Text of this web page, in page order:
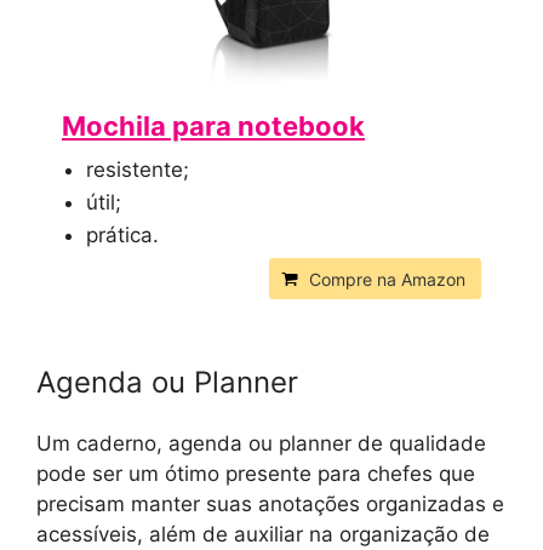
Mochila para notebook
resistente;
útil;
prática.
Compre na Amazon
Agenda ou Planner
Um caderno, agenda ou planner de qualidade
pode ser um ótimo presente para chefes que
precisam manter suas anotações organizadas e
acessíveis, além de auxiliar na organização de